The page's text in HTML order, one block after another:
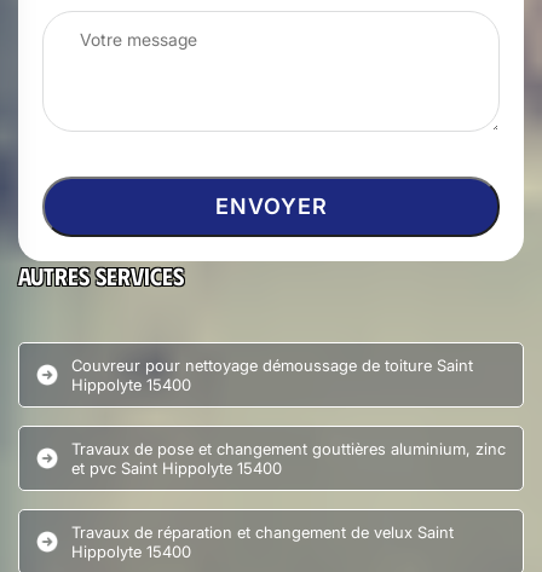
Autres services
Couvreur pour nettoyage démoussage de toiture Saint
Hippolyte 15400
Travaux de pose et changement gouttières aluminium, zinc
et pvc Saint Hippolyte 15400
Travaux de réparation et changement de velux Saint
Hippolyte 15400